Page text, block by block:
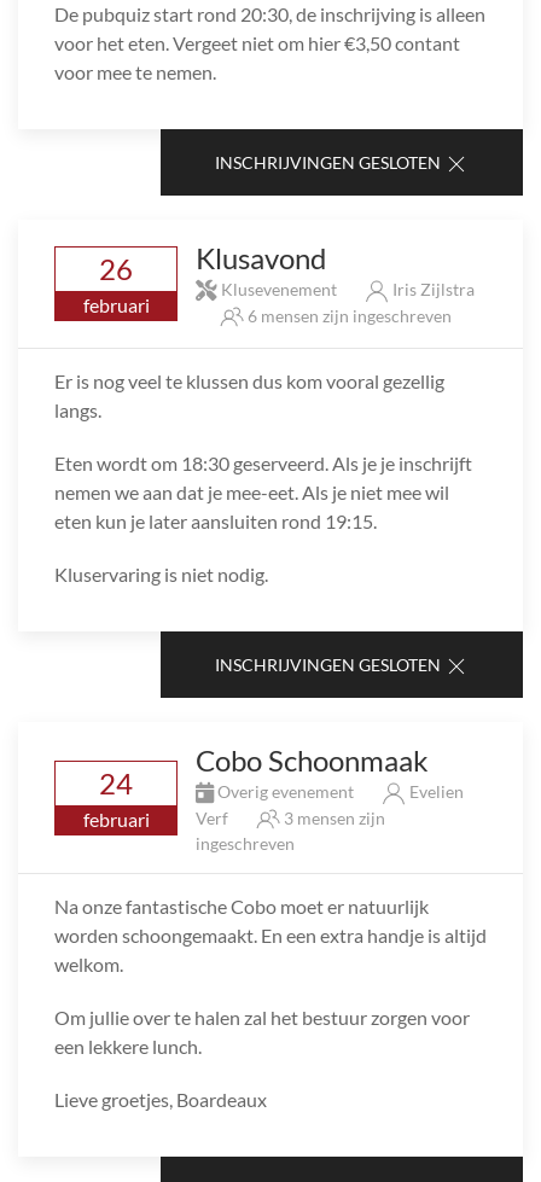
De pubquiz start rond 20:30, de inschrijving is alleen
voor het eten. Vergeet niet om hier €3,50 contant
voor mee te nemen.
INSCHRIJVINGEN GESLOTEN
26
februari
Klusavond
Klusevenement
Iris Zijlstra
6 mensen zijn ingeschreven
Er is nog veel te klussen dus kom vooral gezellig
langs.
Eten wordt om 18:30 geserveerd. Als je je inschrijft
nemen we aan dat je mee-eet. Als je niet mee wil
eten kun je later aansluiten rond 19:15.
Kluservaring is niet nodig.
INSCHRIJVINGEN GESLOTEN
24
februari
Cobo Schoonmaak
Overig evenement
Evelien
Verf
3 mensen zijn
ingeschreven
Na onze fantastische Cobo moet er natuurlijk
worden schoongemaakt. En een extra handje is altijd
welkom.
Om jullie over te halen zal het bestuur zorgen voor
een lekkere lunch.
Lieve groetjes, Boardeaux